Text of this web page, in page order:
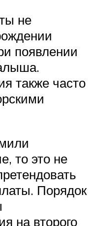
не
появлении
также часто
то это не
Порядок
на второго